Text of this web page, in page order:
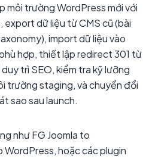
môi trường WordPress mới với
export dữ liệu từ CMS cũ (bài
import dữ liệu vào
hợp, thiết lập redirect 301 từ
trì SEO, kiểm tra kỹ lưỡng
trường staging, và chuyển đổi
sao sau launch.
như FG Joomla to
WordPress, hoặc các plugin